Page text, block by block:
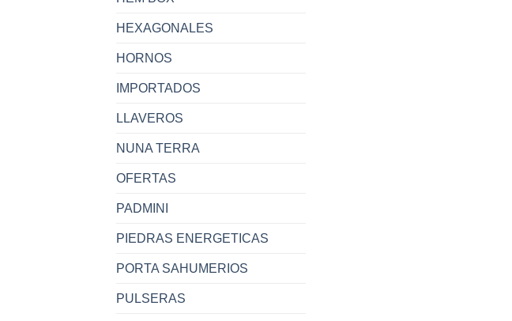
HEXAGONALES
HORNOS
IMPORTADOS
LLAVEROS
NUNA TERRA
OFERTAS
PADMINI
PIEDRAS ENERGETICAS
PORTA SAHUMERIOS
PULSERAS